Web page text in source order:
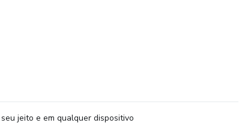
jeito e em qualquer dispositivo